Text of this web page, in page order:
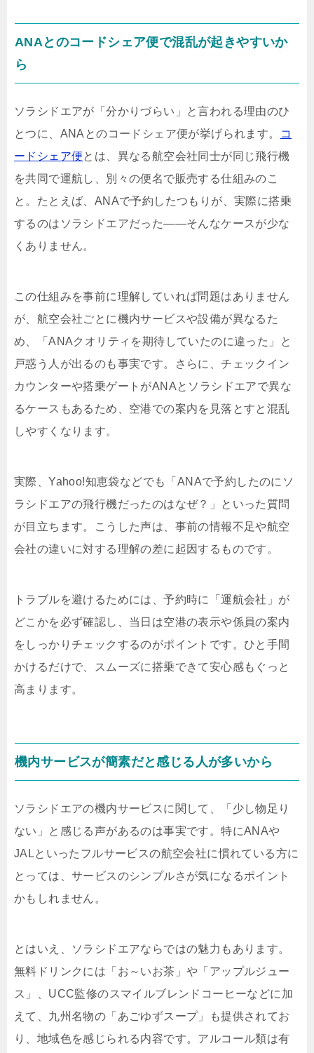
ANAとのコードシェア便で混乱が起きやすいか
ら
ソラシドエアが「分かりづらい」と言われる理由のひ
とつに、ANAとのコードシェア便が挙げられます。
コ
ードシェア便とは、異なる航空会社同士が同じ飛行機
を共同で運航し、別々の便名で販売する仕組みのこ
と。たとえば、ANAで予約したつもりが、実際に搭乗
するのはソラシドエアだった――そんなケースが少な
くありません。
この仕組みを事前に理解していれば問題はありません
が、航空会社ごとに機内サービスや設備が異なるた
め、「ANAクオリティを期待していたのに違った」と
戸惑う人が出るのも事実です。さらに、チェックイン
カウンターや搭乗ゲートがANAとソラシドエアで異な
るケースもあるため、空港での案内を見落とすと混乱
しやすくなります。
実際、Yahoo!知恵袋などでも「ANAで予約したのにソ
ラシドエアの飛行機だったのはなぜ？」といった質問
が目立ちます。こうした声は、事前の情報不足や航空
会社の違いに対する理解の差に起因するものです。
トラブルを避けるためには、予約時に「運航会社」が
どこかを必ず確認し、当日は空港の表示や係員の案内
をしっかりチェックするのがポイントです。ひと手間
かけるだけで、スムーズに搭乗できて安心感もぐっと
高まります。
機内サービスが簡素だと感じる人が多いから
ソラシドエアの機内サービスに関して、「少し物足り
ない」と感じる声があるのは事実です。特にANAや
JALといったフルサービスの航空会社に慣れている方に
とっては、サービスのシンプルさが気になるポイント
かもしれません。
とはいえ、ソラシドエアならではの魅力もあります。
無料ドリンクには「お～いお茶」や「アップルジュー
ス」、UCC監修のスマイルブレンドコーヒーなどに加
えて、九州名物の「あごゆずスープ」も提供されてお
り、地域色を感じられる内容です。アルコール類は有